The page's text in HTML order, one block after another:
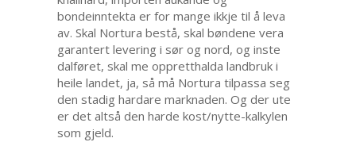
bondeinntekta er for mange ikkje til å leva
av. Skal Nortura bestå, skal bøndene vera
garantert levering i sør og nord, og inste
dalføret, skal me oppretthalda landbruk i
heile landet, ja, så må Nortura tilpassa seg
den stadig hardare marknaden. Og der ute
er det altså den harde kost/nytte-kalkylen
som gjeld.